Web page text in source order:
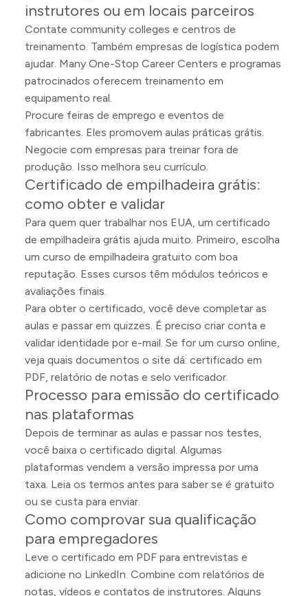
instrutores ou em locais parceiros
Contate community colleges e centros de
treinamento. Também empresas de logística podem
ajudar. Many One-Stop Career Centers e programas
patrocinados oferecem treinamento em
equipamento real.
Procure feiras de emprego e eventos de
fabricantes. Eles promovem aulas práticas grátis.
Negocie com empresas para treinar fora de
produção. Isso melhora seu currículo.
Certificado de empilhadeira grátis:
como obter e validar
Para quem quer trabalhar nos EUA, um certificado
de empilhadeira grátis ajuda muito. Primeiro, escolha
um curso de empilhadeira gratuito com boa
reputação. Esses cursos têm módulos teóricos e
avaliações finais.
Para obter o certificado, você deve completar as
aulas e passar em quizzes. É preciso criar conta e
validar identidade por e-mail. Se for um curso online,
veja quais documentos o site dá: certificado em
PDF, relatório de notas e selo verificador.
Processo para emissão do certificado
nas plataformas
Depois de terminar as aulas e passar nos testes,
você baixa o certificado digital. Algumas
plataformas vendem a versão impressa por uma
taxa. Leia os termos antes para saber se é gratuito
ou se custa para enviar.
Como comprovar sua qualificação
para empregadores
Leve o certificado em PDF para entrevistas e
adicione no LinkedIn. Combine com relatórios de
notas, vídeos e contatos de instrutores. Alguns